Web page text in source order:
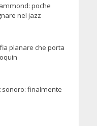
poche
nel jazz
planare che porta
sonoro: finalmente